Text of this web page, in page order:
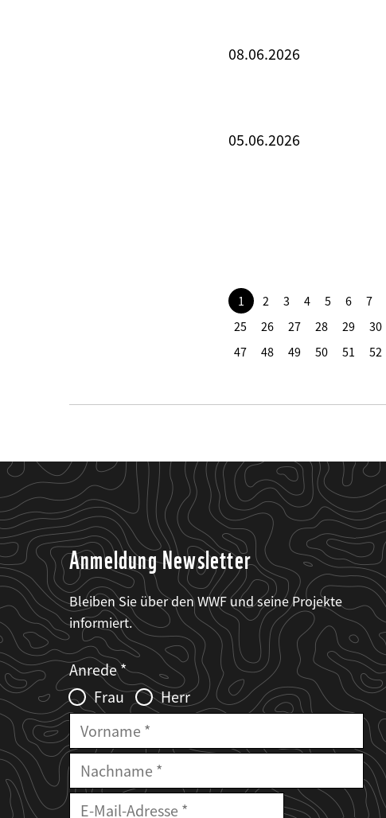
08.06.2026
05.06.2026
1 2 3 4 5 6 7
25
26 27 28 29 30
47
48 49 50 51 52
Anmeldung Newsletter
Bleiben Sie über den WWF und seine Projekte
informiert.
Web2Case
Infofelder
Fieldset
anrede_name
Anrede
Frau
Herr
Vorname
Nachname
E-
Mailadresse